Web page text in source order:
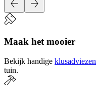
Maak het mooier
Bekijk handige klusadviezen
tuin.